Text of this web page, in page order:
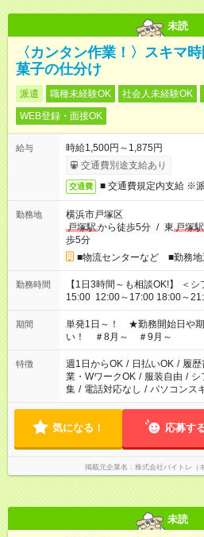
未読
〈カンタン作業！〉スキマ
菓子の仕分け
派遣 職種未経験OK 社会人未経験OK
WEB登録・面接OK
給与
時給1,500円～1,875円
交通費別途支給あり
交通費 ■ 交通費規定内支給 ※
勤務地
横浜市戸塚区
戸塚駅から徒歩5分 / 東 戸塚駅
歩5分
■物流センターなど ■勤務地
勤務時間
【1日3時間～も相談OK!】 ＜シフト例＞ 9:00～12:00 10:00～
15:00 12:00～17:00 18:00～21:00 など こちら以
お気軽にご相談ください！
期間
単発1日～！ ★勤務開始日や期
い！ ＃8月～ ＃9月～
特徴 週1日からOK / 日払いOK / 履歴
業・WワークOK / 服装自由 / シ
集 / 電話対応なし / パソコンス
気になる！ 応募す
掲載元企業名 株式会社バイトレ（
未読